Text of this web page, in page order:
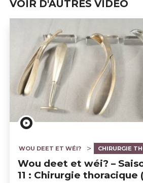
VOIR D'AUTRES VIDÉO
WOU DEET ET WÉI? CHIRURGIE
Wou deet et wéi? –
11 : Chirurgie thoracique